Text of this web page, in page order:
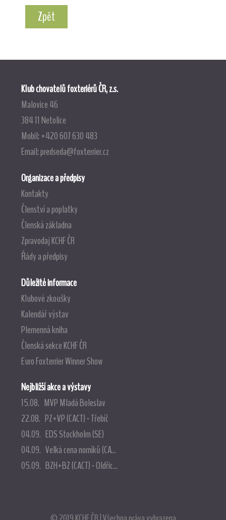
Zpět
Klub chovatelů foxteriérů ČR, z.s.
Malovice 46
384 11 Netolice
Mobil: +420 607 630 483
Email:predseda@foxterrier.cz
Organizace a předpisy
Kontakty
Členství a poplatky
Členská základna
Zpravodaj KCHF ČR
Řády a předpisy
Důležité informace
Klubové zkoušky
Kalendář výstav
Plemenná kniha
Členská sekce KCHF ČR
Euro Foxterrier Winner Show
Nejbližší akce a výstavy
15.08. MVP Mladá Boleslav
22.08. PZ+VP (CACT) - Třebíč
04.09. EDS Stockholm (SE)
04.09. Velká cena norníků (CA...
05.09. BZH+BZ (CACT) - Oldřic...